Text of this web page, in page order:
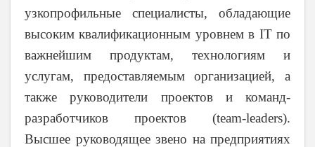
узкопрофильные специалисты, обладающие
высоким квалификационным уровнем в IT по
важнейшим продуктам, технологиям и
услугам, предоставляемым организацией, а
также руководители проектов и команд-
разработчиков проектов (team-leaders).
Высшее руководящее звено на предприятиях